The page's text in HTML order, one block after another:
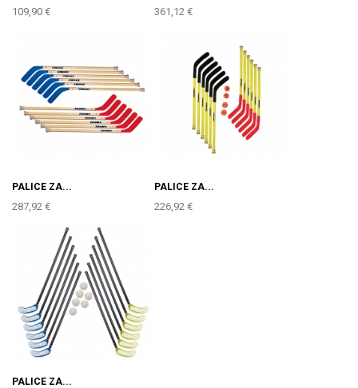
109,90 € 361,12 €
PALICE ZA...
287,92 €
PALICE ZA...
226,92 €
PALICE ZA...